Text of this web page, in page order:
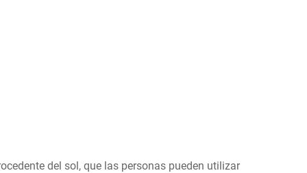
del sol, que las personas pueden utilizar